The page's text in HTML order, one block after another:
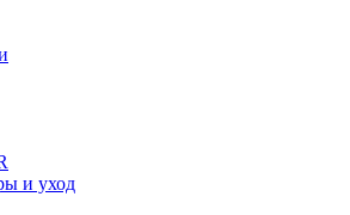
и уход